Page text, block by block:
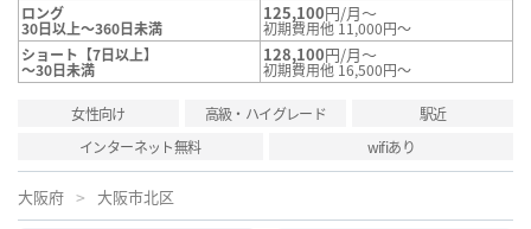
ロング
30日以上～360日未満
125,100円/月～
初期費用他 11,000円～
ショート【7日以上】
～30日未満
128,100円/月～
初期費用他 16,500円～
女性向け 高級・ハイグレード
駅近
インターネット無料
wifiあり
大阪府 大阪市北区